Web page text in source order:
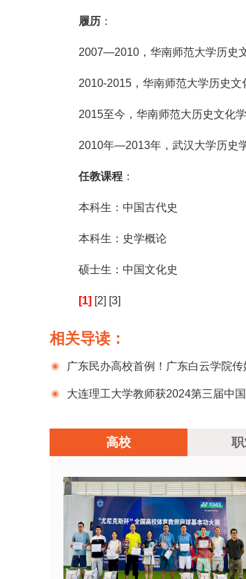
履历 ：
2007—2010，华南师范大学历史
2010-2015，华南师范大学历史文
2015至今，华南师范大历史文化
2010年—2013年，武汉大学历史
任教课程 ：
本科生：中国古代史
本科生：史学概论
硕士生：中国文化史
[1] [2] [3]
相关导读：
广东民办高校首例！广东白云学院传
文娟老师喜获全国青教赛二等奖
大连理工大学教师获2024第三届中
高校